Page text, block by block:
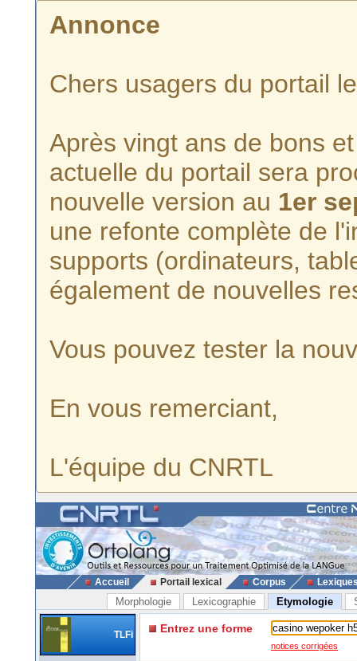
Annonce
Chers usagers du portail
Après vingt ans de bons
actuelle du portail sera
nouvelle version au 1er
une refonte complète de
supports (ordinateurs,
également de nouvelles
Vous pouvez tester la
En vous remerciant,
L'équipe du CNRTL
Accueil Portail lexical Corpus
Morphologie Lexicographie Etymologie
TLFi Entrez une forme
notices corrigées